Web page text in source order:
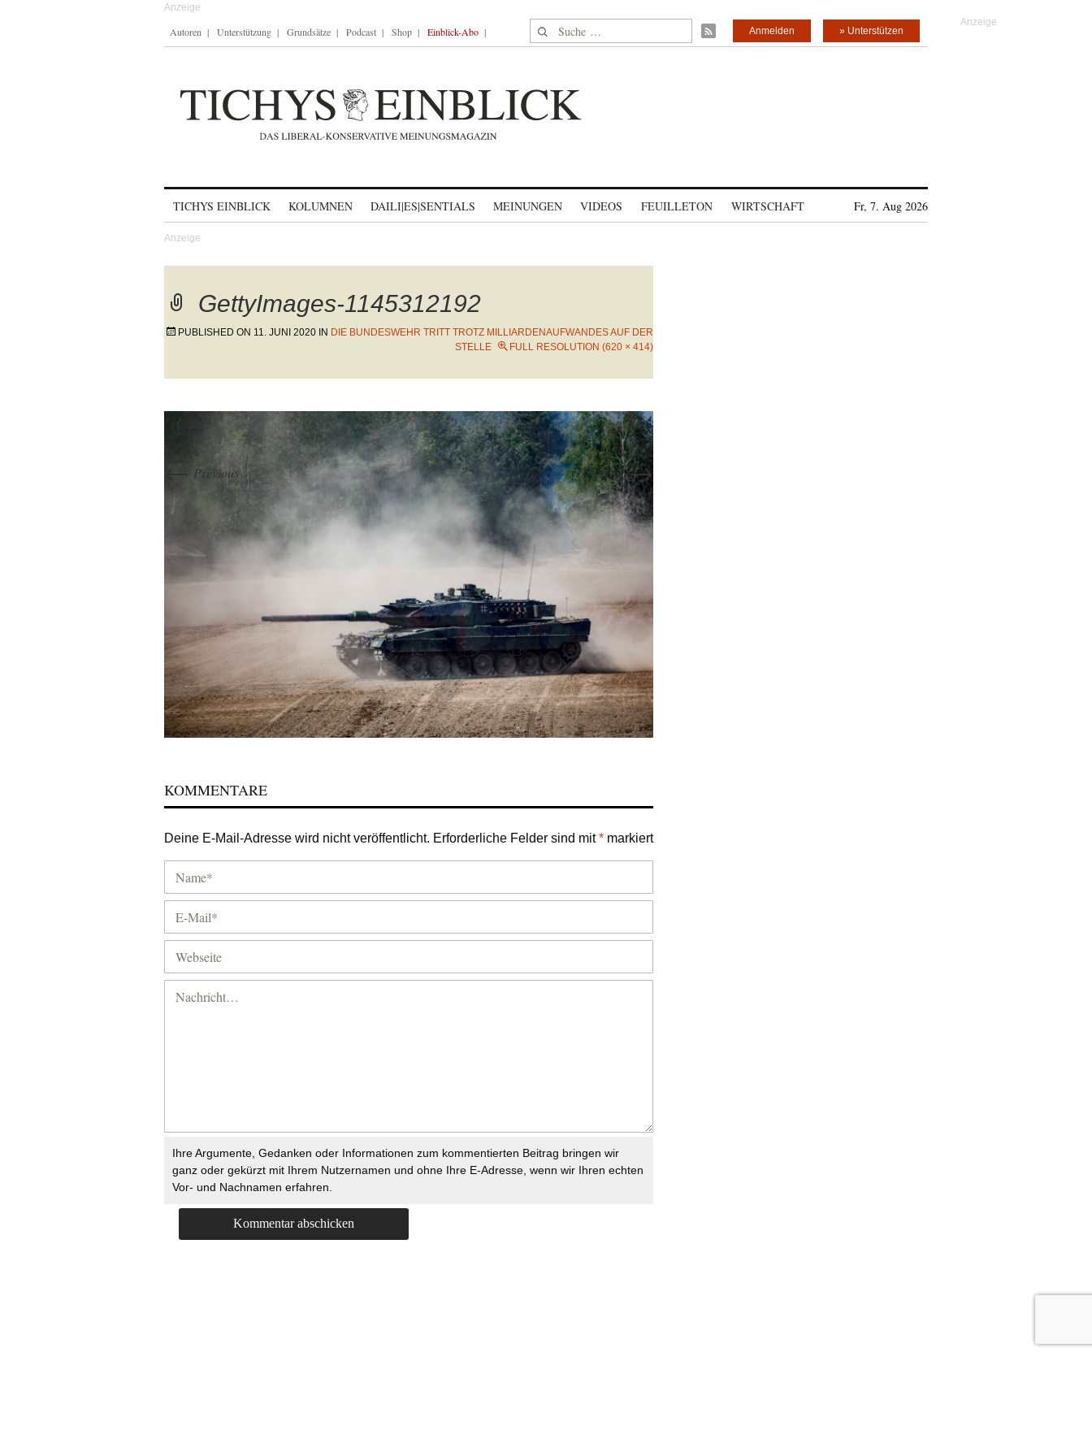
Autoren Unterstützung Grundsätze Podcast Shop Einblick-Abo Suche nach: » Unterstützen
Anmelden
TICHYS EINBLICK KOLUMNEN DAILI|ES|SENTIALS MEINUNGEN VIDEOS FEUILLETON WIRTSCHAFT Fr, 7. Aug 2026
GettyImages-1145312192
PUBLISHED ON 11. JUNI 2020 IN DIE BUNDESWEHR TRITT TROTZ MILLIARDENAUFWANDES AUF DER
STELLE
FULL RESOLUTION (620 × 414)
← Previous Next→
KOMMENTARE
Deine E-Mail-Adresse wird nicht veröffentlicht. Erforderliche Felder sind mit* markiert
Ihre Argumente, Gedanken oder Informationen zum kommentierten Beitrag bringen wir
ganz oder gekürzt mit Ihrem Nutzernamen und ohne Ihre E-Adresse, wenn wir Ihren echten
Vor- und Nachnamen erfahren.